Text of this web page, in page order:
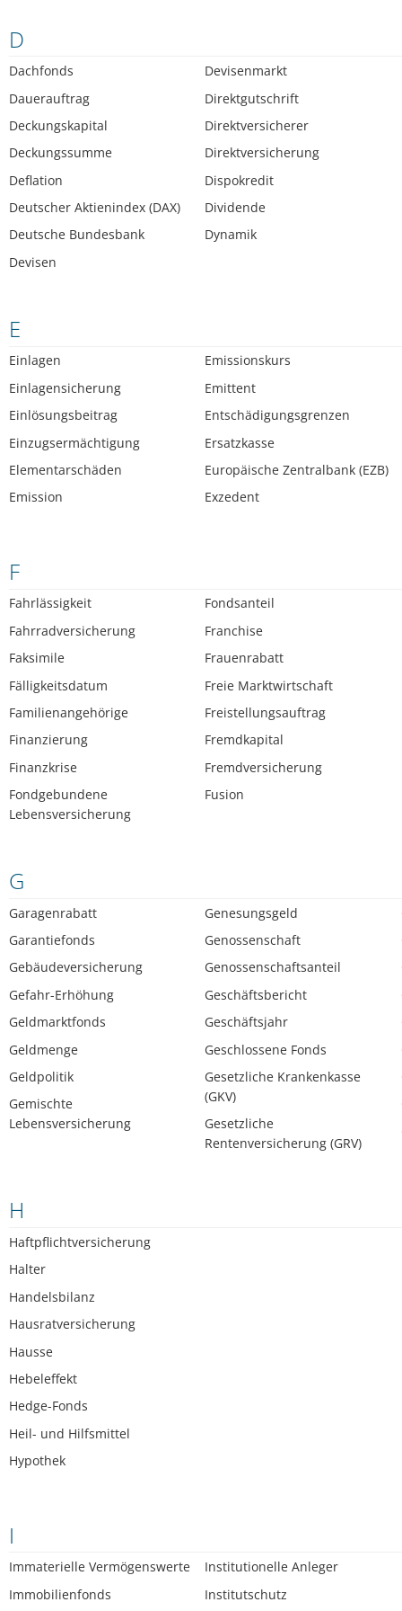
D
Dachfonds
Dauerauftrag
Deckungskapital
Deckungssumme
Deflation
Deutscher Aktienindex (DAX)
Deutsche Bundesbank
Devisen
Devisenmarkt
Direktgutschrift
Direktversicherer
Direktversicherung
Dispokredit
Dividende
Dynamik
E
Einlagen
Einlagensicherung
Einlösungsbeitrag
Einzugsermächtigung
Elementarschäden
Emission
Emissionskurs
Emittent
Entschädigungsgrenzen
Ersatzkasse
Europäische Zentralbank (EZB)
Exzedent
F
Fahrlässigkeit
Fahrradversicherung
Faksimile
Fälligkeitsdatum
Familienangehörige
Finanzierung
Finanzkrise
Fondgebundene
Lebensversicherung
Fondsanteil
Franchise
Frauenrabatt
Freie Marktwirtschaft
Freistellungsauftrag
Fremdkapital
Fremdversicherung
Fusion
G
Garagenrabatt
Garantiefonds
Gebäudeversicherung
Gefahr-Erhöhung
Geldmarktfonds
Geldmenge
Geldpolitik
Gemischte
Lebensversicherung
Genesungsgeld
Genossenschaft
Genossenschaftsanteil
Geschäftsbericht
Geschäftsjahr
Geschlossene Fonds
Gesetzliche Krankenkasse
(GKV)
Gesetzliche
Rentenversicherung (GRV)
H
Haftpflichtversicherung
Halter
Handelsbilanz
Hausratversicherung
Hausse
Hebeleffekt
Hedge-Fonds
Heil- und Hilfsmittel
Hypothek
I
Immaterielle Vermögenswerte
Immobilienfonds
Institutionelle Anleger
Institutschutz